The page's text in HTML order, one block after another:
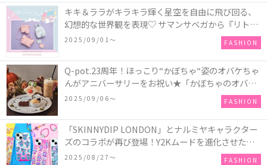
キキ＆ララがキラキラ輝く星空を自由に飛び回る、
幻想的な世界観を表現♡ サマンサベガから『リトル
ツインスターズ』50周年アニバーサリーイヤー』を
2025/09/01〜 FASHION
Q-pot.23周年！ほっこり“かぼちゃ“姿のオバケちゃ
んがアニバーサリーをお祝い★「かぼちゃのオバケ
ーキアクセサリー」が新発売！Q-pot CAFE.では
「かぼちゃのオバケーキプレート」も登場
2025/09/06〜 FASHION
「SKINNYDIP LONDON」とナルミヤキャラクター
ズのコラボが再び登場！Y2Kムードを進化させた新
作コレクションを発売♪
2025/08/27〜 FASHION